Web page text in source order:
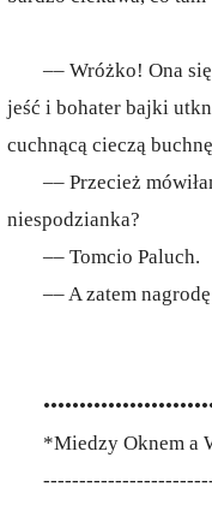
–– Wróżko! Ona
jeść i bohater bajki
cuchnącą cieczą
–– Przecież
niespodzianka?
–– Tomcio Paluch.
–– A zatem
*Miedzy Oknem a